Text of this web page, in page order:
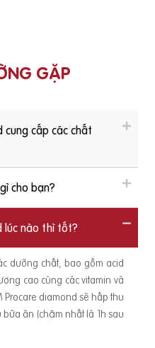
GẶP
cung cấp các chất
cho bạn?
lúc nào thì tốt?
dưỡng chất, bao gồm acid
cao cùng các vitamin và
Procare diamond sẽ hấp thu
ăn (chậm nhất là 1h sau